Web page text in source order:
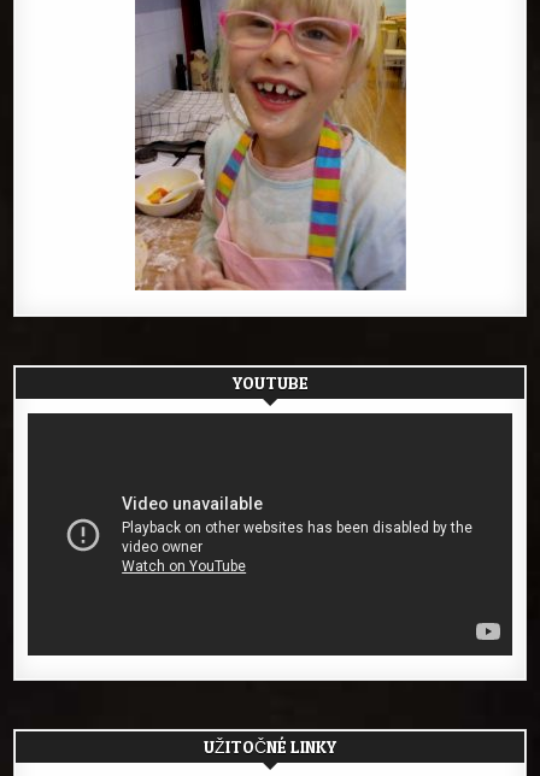
YOUTUBE
UŽITOČNÉ LINKY